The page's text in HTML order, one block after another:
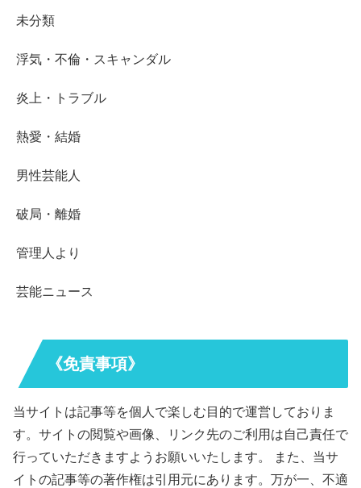
未分類
浮気・不倫・スキャンダル
炎上・トラブル
熱愛・結婚
男性芸能人
破局・離婚
管理人より
芸能ニュース
《免責事項》
当サイトは記事等を個人で楽しむ目的で運営しておりま
す。サイトの閲覧や画像、リンク先のご利用は自己責任で
行っていただきますようお願いいたします。 また、当サ
イトの記事等の著作権は引用元にあります。万が一、不適